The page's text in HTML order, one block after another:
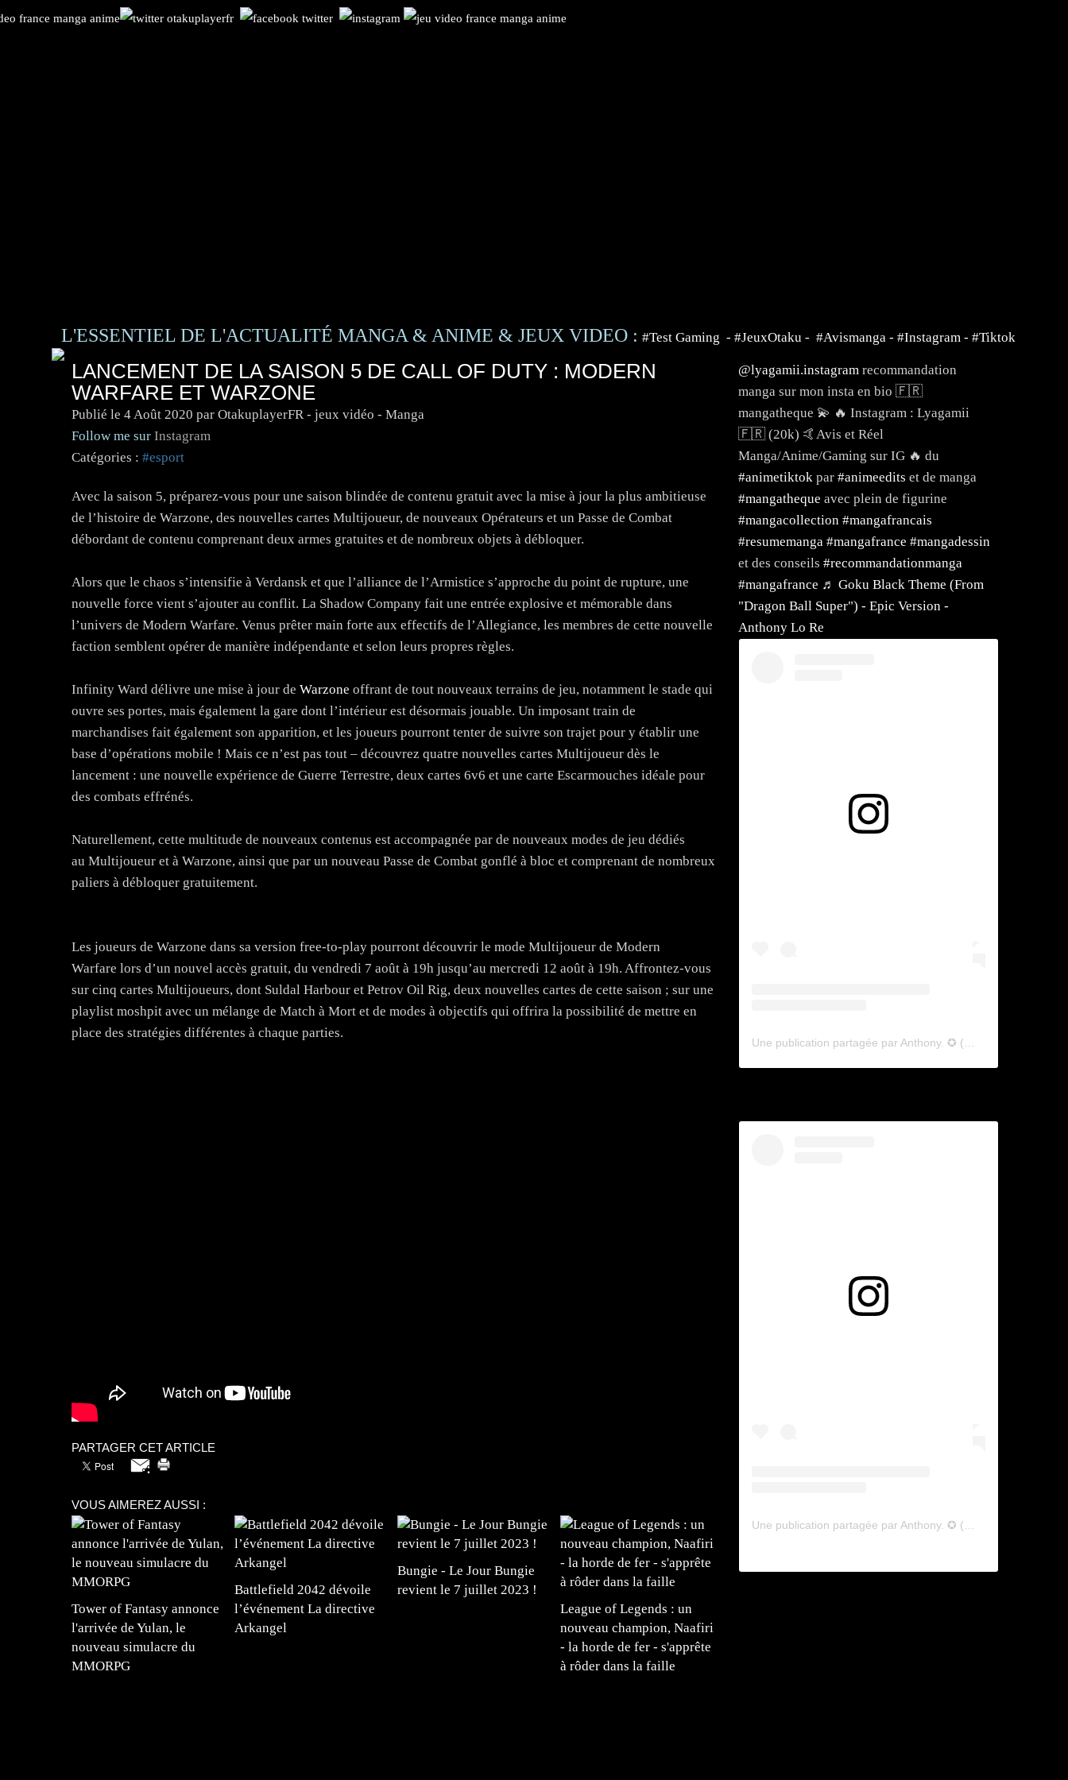
L'ESSENTIEL DE L'ACTUALITÉ MANGA & ANIME & JEUX VIDEO : #Test Gaming - #JeuxOtaku - #Avismanga - #Instagram - #Tiktok
LANCEMENT DE LA SAISON 5 DE CALL OF DUTY : MODERN
WARFARE ET WARZONE
Publié le 4 Août 2020 par OtakuplayerFR - jeux vidéo - Manga
Follow me sur Instagram
Catégories : #esport
Avec la saison 5, préparez-vous pour une saison blindée de contenu gratuit avec la mise à jour la plus ambitieuse
de l’histoire de Warzone, des nouvelles cartes Multijoueur, de nouveaux Opérateurs et un Passe de Combat
débordant de contenu comprenant deux armes gratuites et de nombreux objets à débloquer.
Alors que le chaos s’intensifie à Verdansk et que l’alliance de l’Armistice s’approche du point de rupture, une
nouvelle force vient s’ajouter au conflit. La Shadow Company fait une entrée explosive et mémorable dans
l’univers de Modern Warfare. Venus prêter main forte aux effectifs de l’Allegiance, les membres de cette nouvelle
faction semblent opérer de manière indépendante et selon leurs propres règles.
Infinity Ward délivre une mise à jour de Warzone offrant de tout nouveaux terrains de jeu, notamment le stade qui
ouvre ses portes, mais également la gare dont l’intérieur est désormais jouable. Un imposant train de
marchandises fait également son apparition, et les joueurs pourront tenter de suivre son trajet pour y établir une
base d’opérations mobile ! Mais ce n’est pas tout – découvrez quatre nouvelles cartes Multijoueur dès le
lancement : une nouvelle expérience de Guerre Terrestre, deux cartes 6v6 et une carte Escarmouches idéale pour
des combats effrénés.
Naturellement, cette multitude de nouveaux contenus est accompagnée par de nouveaux modes de jeu dédiés
au Multijoueur et à Warzone, ainsi que par un nouveau Passe de Combat gonflé à bloc et comprenant de nombreux
paliers à débloquer gratuitement.
Les joueurs de Warzone dans sa version free-to-play pourront découvrir le mode Multijoueur de Modern
Warfare lors d’un nouvel accès gratuit, du vendredi 7 août à 19h jusqu’au mercredi 12 août à 19h. Affrontez-vous
sur cinq cartes Multijoueurs, dont Suldal Harbour et Petrov Oil Rig, deux nouvelles cartes de cette saison ; sur une
playlist moshpit avec un mélange de Match à Mort et de modes à objectifs qui offrira la possibilité de mettre en
place des stratégies différentes à chaque parties.
PARTAGER CET ARTICLE
VOUS AIMEREZ AUSSI :
Tower of Fantasy annonce
l'arrivée de Yulan, le
nouveau simulacre du
MMORPG
Battlefield 2042 dévoile
l’événement La directive
Arkangel
Bungie - Le Jour Bungie
revient le 7 juillet 2023 !
League of Legends : un
nouveau champion, Naafiri
- la horde de fer - s'apprête
à rôder dans la faille
@lyagamii.instagram recommandation
manga sur mon insta en bio 🇫🇷
mangatheque 💫 🔥 Instagram : Lyagamii
🇫🇷 (20k) 🤙Avis et Réel
Manga/Anime/Gaming sur IG 🔥 du
#animetiktok par #animeedits et de manga
#mangatheque avec plein de figurine
#mangacollection #mangafrancais
#resumemanga #mangafrance #mangadessin
et des conseils #recommandationmanga
#mangafrance ♬ Goku Black Theme (From
"Dragon Ball Super") - Epic Version -
Anthony Lo Re
Une publication partagée par Anthony. ✪ (@lyagamii)